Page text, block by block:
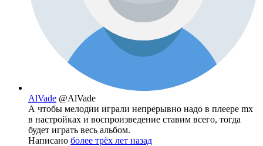
AlVade @AlVade
А чтобы мелодии играли непрерывно надо в плеере mx
в настройках и воспроизведение ставим всего, тогда
будет играть весь альбом.
Написано более трёх лет назад